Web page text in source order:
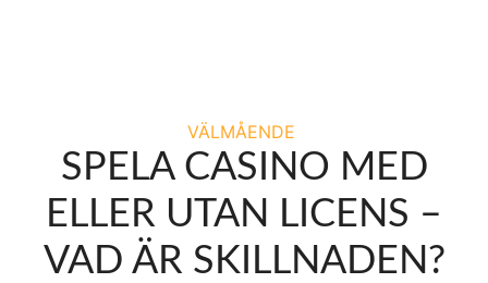
VÄLMÅENDE
SPELA CASINO MED
ELLER UTAN LICENS –
VAD ÄR SKILLNADEN?